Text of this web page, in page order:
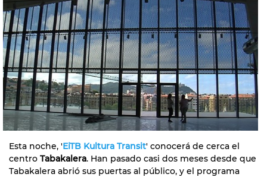
Esta noche, 'EiTB Kultura Transit' conocerá de cerca el
centro Tabakalera. Han pasado casi dos meses desde que
Tabakalera abrió sus puertas al público, y el programa